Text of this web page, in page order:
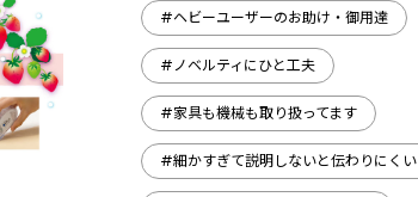
#ヘビーユーザーのお助け・御用達
#ノベルティにひと工夫
#家具も機械も取り扱ってます
#細かすぎて説明しないと伝わりにくい